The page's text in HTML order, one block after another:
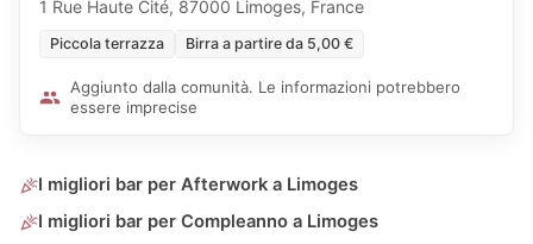
1 Rue Haute Cité, 87000 Limoges, France
Piccola terrazza Birra a partire da 5,00 €
Aggiunto dalla comunità. Le informazioni potrebbero
essere imprecise
I migliori bar per Afterwork a Limoges
I migliori bar per Compleanno a Limoges